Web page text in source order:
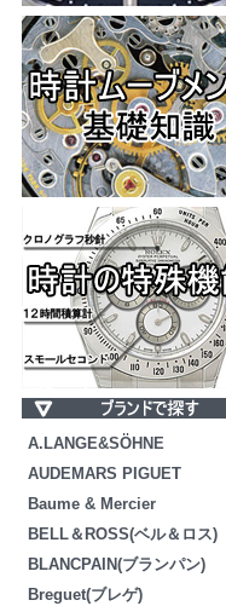
A.LANGE&SÖHNE
AUDEMARS PIGUET
Baume & Mercier
BELL＆ROSS(ベル＆ロス)
BLANCPAIN(ブランパン)
Breguet(ブレゲ)